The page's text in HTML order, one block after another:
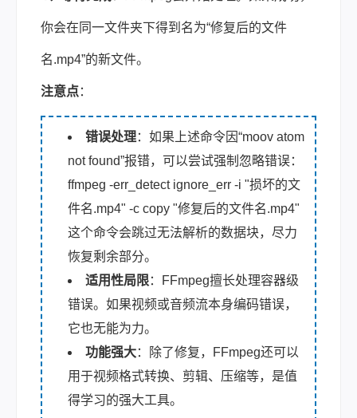
你会在同一文件夹下得到名为“修复后的文件
名.mp4”的新文件。
注意点：
错误处理：如果上述命令因“moov atom
not found”报错，可以尝试强制忽略错误：
ffmpeg -err_detect ignore_err -i "损坏的文
件名.mp4" -c copy "修复后的文件名.mp4"
这个命令会跳过无法解析的数据块，尽力
恢复剩余部分。
适用性局限：FFmpeg擅长处理容器级
错误。如果视频或音频流本身编码错误，
它也无能为力。
功能强大：除了修复，FFmpeg还可以
用于视频格式转换、剪辑、压缩等，是值
得学习的强大工具。